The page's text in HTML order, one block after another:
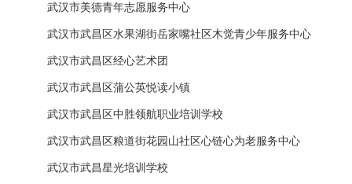
武汉市美德青年志愿服务中心
武汉市武昌区水果湖街岳家嘴社区木觉青少年服务中心
武汉市武昌区经心艺术团
武汉市武昌区蒲公英悦读小镇
武汉市武昌区中胜领航职业培训学校
武汉市武昌区粮道街花园山社区心链心为老服务中心
武汉市武昌星光培训学校